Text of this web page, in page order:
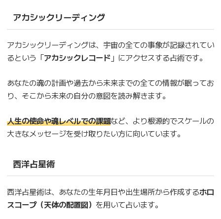
アカシックリーディング
アカシックリーディングは、宇宙の全ての事象が記録されてい
るという「アカシックレコード」にアクセスする占術です。
あなたの魂の計画や過去から未来までの全ての情報が眠ってお
り、そこから未来の自分の意図を読み解きます。
人生の使命や魂レベルでの課題など、より根源的でスケールの
大きなメッセージを受け取りたい方に向いています。
西洋占星術
西洋占星術は、あなたの生年月日や出生場所から作成するホロ
スコープ（天体の配置図） を用いて占います。